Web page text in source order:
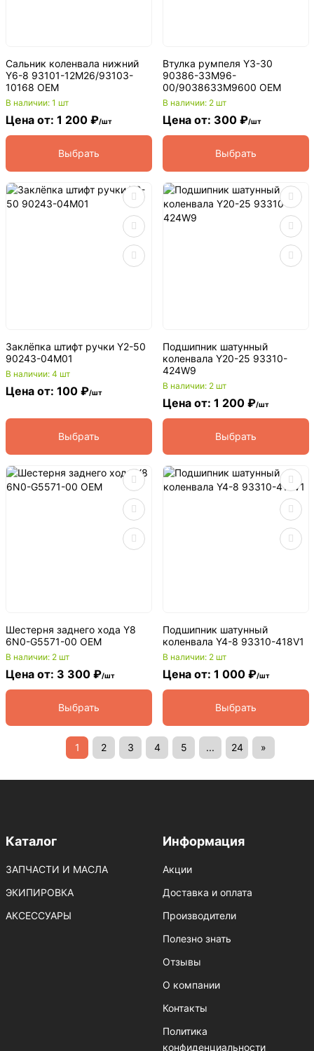
Сальник коленвала нижний
Y6-8 93101-12M26/93103-
10168 OEM
В наличии: 1 шт
Цена от: 1 200 ₽/шт
Выбрать
Втулка румпеля Y3-30
90386-33M96-
00/9038633M9600 OEM
В наличии: 2 шт
Цена от: 300 ₽/шт
Выбрать
Заклёпка штифт ручки Y2-50
90243-04M01
В наличии: 4 шт
Цена от: 100 ₽/шт
Выбрать
Подшипник шатунный
коленвала Y20-25 93310-
424W9
В наличии: 2 шт
Цена от: 1 200 ₽/шт
Выбрать
Шестерня заднего хода Y8
6N0-G5571-00 OEM
В наличии: 2 шт
Цена от: 3 300 ₽/шт
Выбрать
Подшипник шатунный
коленвала Y4-8 93310-418V1
В наличии: 2 шт
Цена от: 1 000 ₽/шт
Выбрать
1 2 3 4 5 ... 24 »
Каталог
ЗАПЧАСТИ И МАСЛА
ЭКИПИРОВКА
АКСЕССУАРЫ
Информация
Акции
Доставка и оплата
Производители
Полезно знать
Отзывы
О компании
Контакты
Политика
конфиденциальности